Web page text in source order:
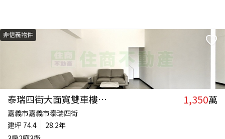
非信義物件
泰瑞四街大面寬雙車樓店住宅 1,350萬
嘉義市嘉義市泰瑞四街
建坪 74.4
28.2年